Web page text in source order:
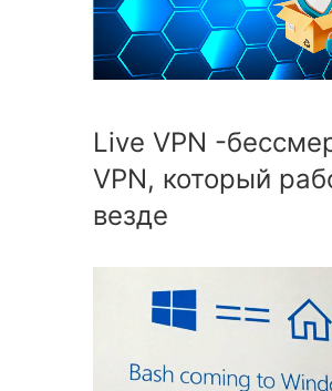
Live VPN -
VPN, который
везде